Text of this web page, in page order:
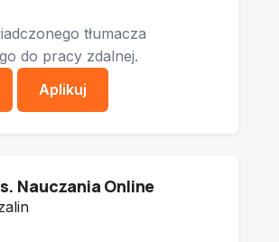
tłumacza
do pracy zdalnej.
Aplikuj
Nauczania Online